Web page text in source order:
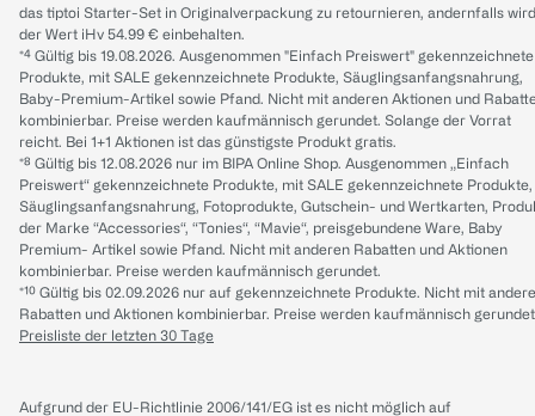
das tiptoi Starter-Set in Originalverpackung zu retournieren, andernfalls wird
der Wert iHv 54.99 € einbehalten.
*⁴ Gültig bis 19.08.2026. Ausgenommen "Einfach Preiswert" gekennzeichnete
Produkte, mit SALE gekennzeichnete Produkte, Säuglingsanfangsnahrung,
Baby-Premium-Artikel sowie Pfand. Nicht mit anderen Aktionen und
kombinierbar. Preise werden kaufmännisch gerundet. Solange der Vorrat
reicht. Bei 1+1 Aktionen ist das günstigste Produkt gratis.
*⁸ Gültig bis 12.08.2026 nur im BIPA Online Shop. Ausgenommen „Einfach
Preiswert“ gekennzeichnete Produkte, mit SALE gekennzeichnete Produkte,
Säuglingsanfangsnahrung, Fotoprodukte, Gutschein- und Wertkarten,
der Marke “Accessories“, “Tonies“, “Mavie“, preisgebundene Ware, Baby
Premium- Artikel sowie Pfand. Nicht mit anderen Rabatten und Aktionen
kombinierbar. Preise werden kaufmännisch gerundet.
*¹⁰ Gültig bis 02.09.2026 nur auf gekennzeichnete Produkte. Nicht mit
Rabatten und Aktionen kombinierbar. Preise werden kaufmännisch
Preisliste der letzten 30 Tage
Aufgrund der EU-Richtlinie 2006/141/EG ist es nicht möglich auf